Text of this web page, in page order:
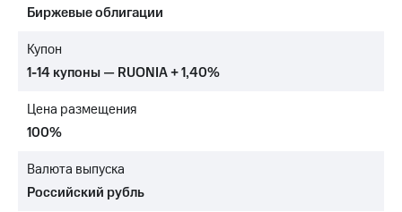
Достижения
Интервью
отчетность
Контакты
Биржевые облигации
Купон
1-14 купоны — RUONIA + 1,40%
Цена размещения
100%
Валюта выпуска
Российский рубль